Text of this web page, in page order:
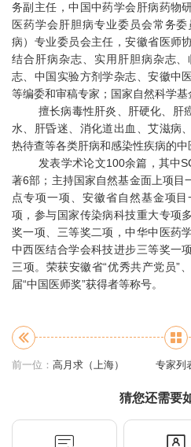
务副主任，中国中药学会肝病药物
医药学会肝胆病专业委员会常务
病）专业委员会主任，安徽省医师
结合肝病杂志、实用肝胆病杂志
志、中国实验方剂学杂志、安徽中
等编委和审稿专家；国家自然科学基
擅长病毒性肝炎、肝硬化、肝癌
水、肝昏迷、消化道出血、艾滋病
热待查等各类肝病和感染性疾病的中
发表学术论文100余篇，其中
著6部；主持国家自然基金面上项目
点专项一项、安徽省自然基金项
项，参与国家传染病科技重大专项
奖一项、三等奖二项，中华中医药
中西医结合学会科技进步三等奖一
三项。荣获安徽省“优秀共产党员”
届“中国医师奖”获得者等称号。
前一位： 高月求（上海） 专家列
猜您还需要